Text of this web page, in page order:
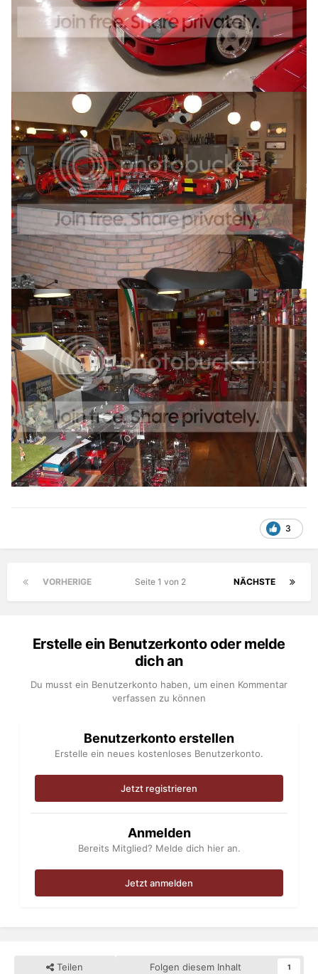
3
VORHERIGE NÄCHSTE
Seite 1 von 2
Erstelle ein Benutzerkonto oder melde
dich an
Du musst ein Benutzerkonto haben, um einen Kommentar
verfassen zu können
Benutzerkonto erstellen
Erstelle ein neues kostenloses Benutzerkonto.
Jetzt registrieren
Anmelden
Bereits Mitglied? Melde dich hier an.
Jetzt anmelden
Teilen Folgen diesem Inhalt 1